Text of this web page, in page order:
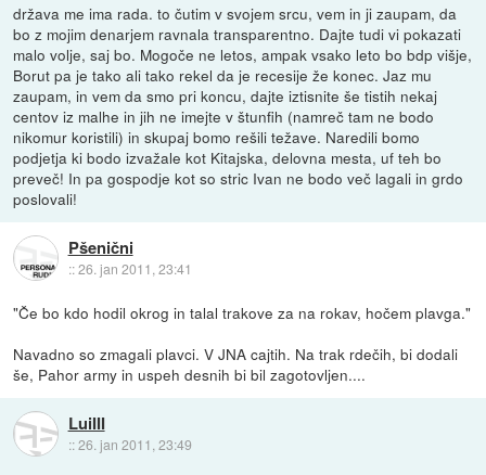
država me ima rada. to čutim v svojem srcu, vem in ji zaupam, da
bo z mojim denarjem ravnala transparentno. Dajte tudi vi pokazati
malo volje, saj bo. Mogoče ne letos, ampak vsako leto bo bdp višje,
Borut pa je tako ali tako rekel da je recesije že konec. Jaz mu
zaupam, in vem da smo pri koncu, dajte iztisnite še tistih nekaj
centov iz malhe in jih ne imejte v štunfih (namreč tam ne bodo
nikomur koristili) in skupaj bomo rešili težave. Naredili bomo
podjetja ki bodo izvažale kot Kitajska, delovna mesta, uf teh bo
preveč! In pa gospodje kot so stric Ivan ne bodo več lagali in grdo
poslovali!
Pšenični
::26. jan 2011, 23:41
"Če bo kdo hodil okrog in talal trakove za na rokav, hočem plavga."
Navadno so zmagali plavci. V JNA cajtih. Na trak rdečih, bi dodali
še, Pahor army in uspeh desnih bi bil zagotovljen....
LuiIII
::26. jan 2011, 23:49